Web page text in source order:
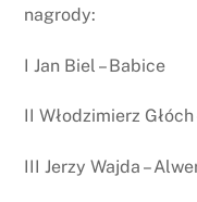
nagrody:
I Jan Biel – Babice
II Włodzimierz Głóch
III Jerzy Wajda –